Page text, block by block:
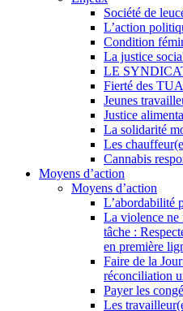
Société de
L’action
Condition
La justice
LE
Fierté des
Jeunes
Justice
La solidarité
Les
Cannabis
Moyens d’action
Moyens d’action
L’abordabilité
La violence ne
tâche :
en première
Faire de la
réconciliation
Payer les
Les